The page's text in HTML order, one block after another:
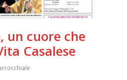
un cuore che
Casalese